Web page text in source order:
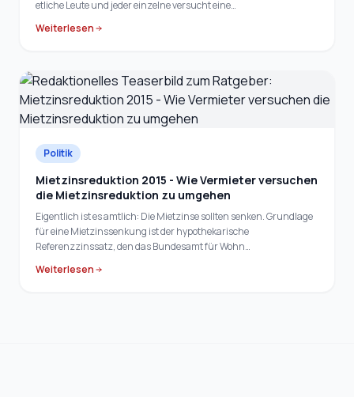
etliche Leute und jeder einzelne versucht eine…
Weiterlesen
Politik
Mietzinsreduktion 2015 - Wie Vermieter versuchen
die Mietzinsreduktion zu umgehen
Eigentlich ist es amtlich: Die Mietzinse sollten senken. Grundlage
für eine Mietzinssenkung ist der hypothekarische
Referenzzinssatz, den das Bundesamt für Wohn…
Weiterlesen